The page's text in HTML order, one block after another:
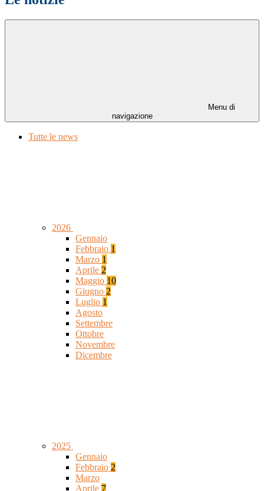
Menu di
navigazione
Tutte le news
2026
Gennaio
Febbraio 1
Marzo 1
Aprile 2
Maggio 10
Giugno 2
Luglio 1
Agosto
Settembre
Ottobre
Novembre
Dicembre
2025
Gennaio
Febbraio 2
Marzo
Aprile 7